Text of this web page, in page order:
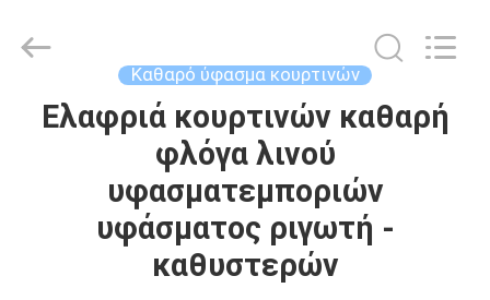
ΣΠΊΤΙ
ΠΡΟΪΌΝΤΑ
ΠΕΡΊΠΟΥ
Trading
Reserved.
Καθαρό ύφασμα κουρτινών
Ελαφριά κουρτινών καθαρή
φλόγα λινού
υφασματεμποριών
υφάσματος ριγωτή -
καθυστερών